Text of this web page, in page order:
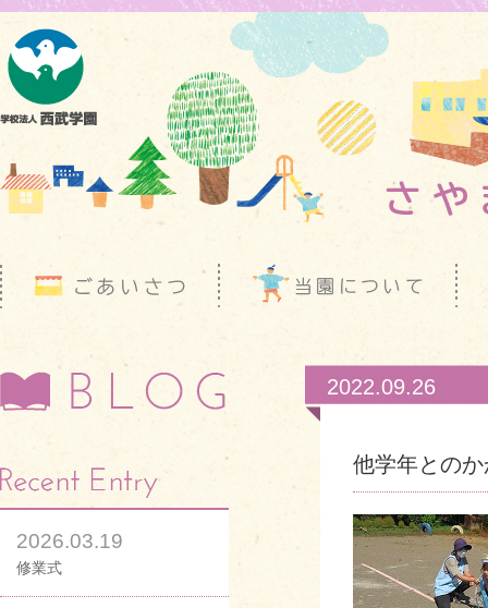
2026.03.19
修業式
2022.09.26
他学年との